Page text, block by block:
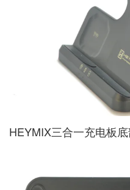
HEYMIX三合一充电板底